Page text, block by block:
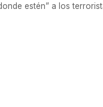
estén” a los